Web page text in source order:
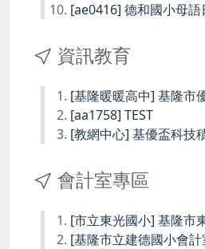
[ae0416] 德和國小母語
資訊教育
[基隆暖暖高中] 基隆市
[aa1758] TEST
[教網中心] 基優盃科技
會計室專區
[市立東光國小] 基隆市
[基隆市立建德國小會